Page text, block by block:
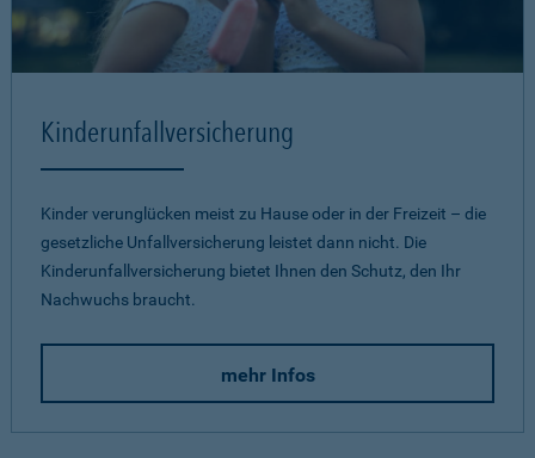
Kinderunfallversicherung
Kinder verunglücken meist zu Hause oder in der Freizeit – die
gesetzliche Unfallversicherung leistet dann nicht. Die
Kinderunfallversicherung bietet Ihnen den Schutz, den Ihr
Nachwuchs braucht.
mehr Infos